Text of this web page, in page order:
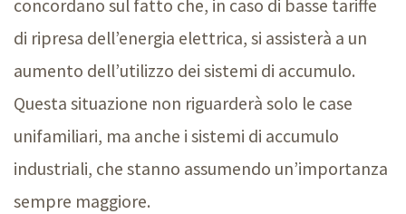
concordano sul fatto che, in caso di basse tariffe
di ripresa dell’energia elettrica, si assisterà a un
aumento dell’utilizzo dei sistemi di accumulo.
Questa situazione non riguarderà solo le case
unifamiliari, ma anche i sistemi di accumulo
industriali, che stanno assumendo un’importanza
sempre maggiore.